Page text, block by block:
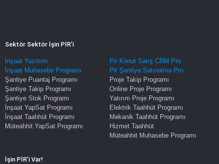
Sektör Sektör İşin PİR'i
İnşaat Yazılımı
İnşaat Muhasebe Programı
Şantiye Puantaj Programı
Şantiye Takip Programı
Şantiye Stok Programı
İnşaat YapSat Programı
İnşaat Taahhüt Programı
Müteahhit YapSat Programı
Pir Konut Satış CRM Pro
Pir Şantiye Satınalma Pro
Proje Takip Programı
Online Proje Programı
Yatırım Proje Programı
Elektrik Taahhüt Programı
Mekanik Taahhüt Programı
Hizmet Taahhüt
Müteahhit Muhasebe Programı
İşin PİR’i Var!